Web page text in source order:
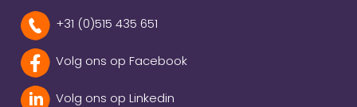
+31 (0)515 435 651
Volg ons op Facebook
Volg ons op Linkedin